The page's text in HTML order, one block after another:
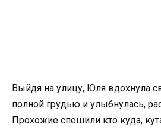
Выйдя на улицу, Юля вдохнула
полной грудью и улыбнулась,
Прохожие спешили кто куда,